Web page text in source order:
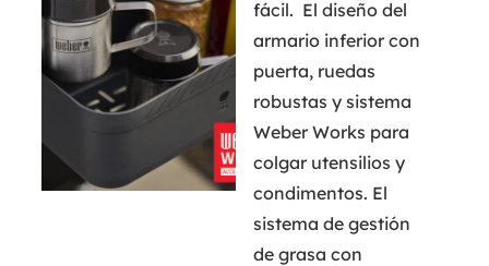
fácil. El diseño del
armario inferior con
puerta, ruedas
robustas y sistema
Weber Works para
colgar utensilios y
condimentos. El
sistema de gestión
de grasa con